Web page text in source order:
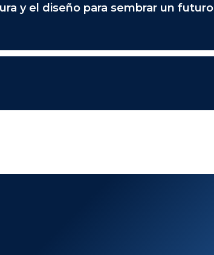
y el diseño para sembrar un futuro